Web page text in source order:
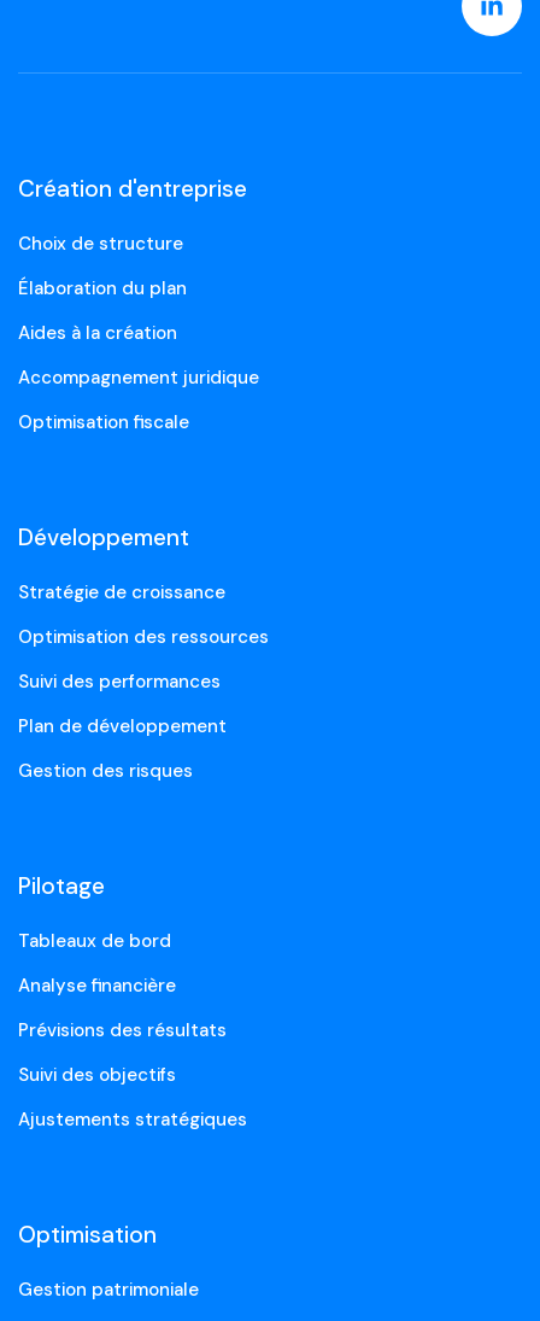
Création d'entreprise
Choix de structure
Élaboration du plan
Aides à la création
Accompagnement juridique
Optimisation fiscale
Développement
Stratégie de croissance
Optimisation des ressources
Suivi des performances
Plan de développement
Gestion des risques
Pilotage
Tableaux de bord
Analyse financière
Prévisions des résultats
Suivi des objectifs
Ajustements stratégiques
Optimisation
Gestion patrimoniale